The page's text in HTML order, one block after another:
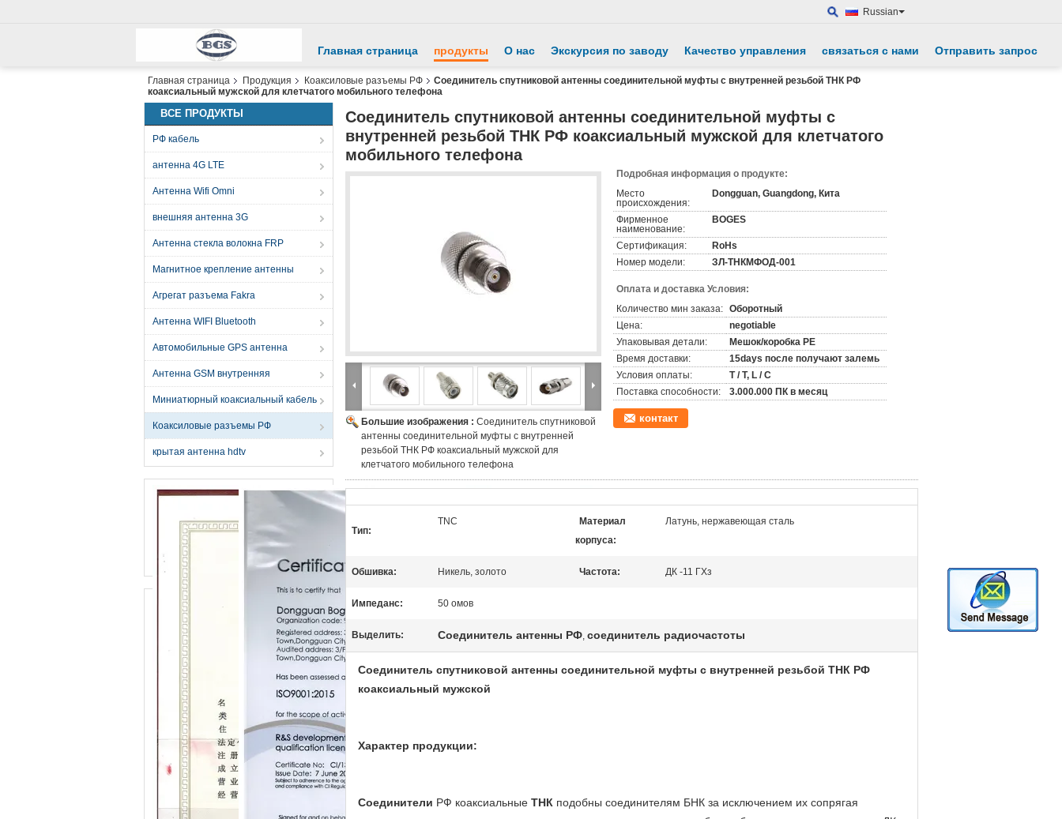
Russian
Главная страница продукты О нас Экскурсия по заводу Качество управления связаться с нами Отправить запрос
Главная страница Продукция Коаксиловые разъемы РФ
Соединитель спутниковой антенны соединительной муфты с внутренней резьбой ТНК РФ
коаксиальный мужской для клетчатого мобильного телефона
ВСЕ ПРОДУКТЫ
РФ кабель
антенна 4G LTE
Антенна Wifi Omni
внешняя антенна 3G
Антенна стекла волокна FRP
Магнитное крепление антенны
Агрегат разъема Fakra
Антенна WIFI Bluetooth
Автомобильные GPS антенна
Антенна GSM внутренняя
Миниатюрный коаксиальный кабель
Коаксиловые разъемы РФ
крытая антенна hdtv
Соединитель спутниковой антенны соединительной муфты с
внутренней резьбой ТНК РФ коаксиальный мужской для клетчатого
мобильного телефона
Большие изображения : Соединитель спутниковой
антенны соединительной муфты с внутренней
резьбой ТНК РФ коаксиальный мужской для
клетчатого мобильного телефона
Подробная информация о продукте:
Место
происхождения:
Dongguan, Guangdong, Кита
Фирменное
наименование:
BOGES
Сертификация:
RoHs
Номер модели:
ЗЛ-ТНКМФОД-001
Оплата и доставка Условия:
Количество мин заказа: Оборотный
Цена:
negotiable
Упаковывая детали:
Мешок/коробка PE
Время доставки:
15days после получают залемь
Условия оплаты:
T / T, L / C
Поставка способности:
3.000.000 ПК в месяц
контакт
Тип:
TNC
Материал
корпуса:
Латунь, нержавеющая сталь
Обшивка: Никель, золото Частота: ДК -11 ГХз
Импеданс: 50 омов
Выделить: Соединитель антенны РФ, соединитель радиочастоты
Соединитель спутниковой антенны соединительной муфты с внутренней резьбой ТНК РФ
коаксиальный мужской
Характер продукции:
Соединители РФ коаксиальные ТНК подобны соединителям БНК за исключением их сопрягая